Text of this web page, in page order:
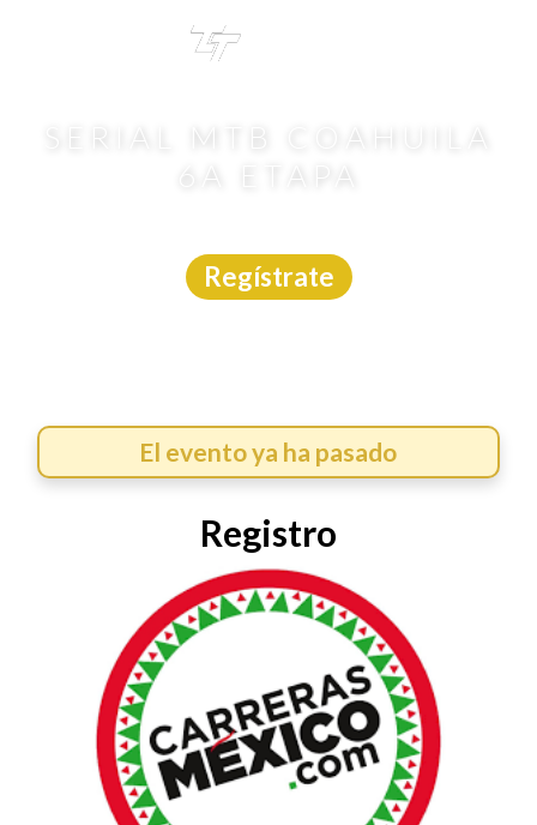
SERIAL MTB COAHUILA
Regístrate
El evento ya ha pasado
Registro